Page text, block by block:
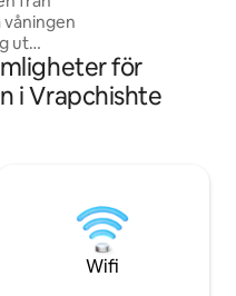
ut
Lodge
och i
och
fönster eller kliv
hisnande
till avkoppling
för
i Vrapchishte
Wifi